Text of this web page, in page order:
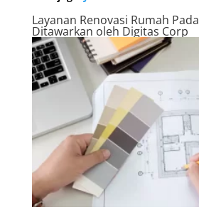
Layanan Renovasi Rumah
Ditawarkan oleh Digitas Corp